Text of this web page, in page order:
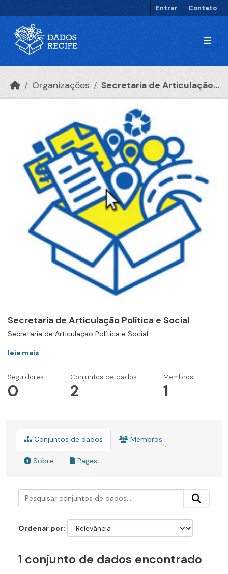
Entrar Contato
Organizações Secretaria de Articulação...
Secretaria de Articulação Política e Social
Secretaria de Articulação Política e Social
leia mais
Seguidores
0
Conjuntos de dados
2
Membros
1
Conjuntos de dados Membros
Sobre Pages
Ordenar por
1 conjunto de dados encontrado